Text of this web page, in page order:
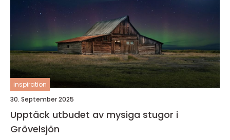
inspiration
30. September 2025
Upptäck utbudet av mysiga stugor i
Grövelsjön